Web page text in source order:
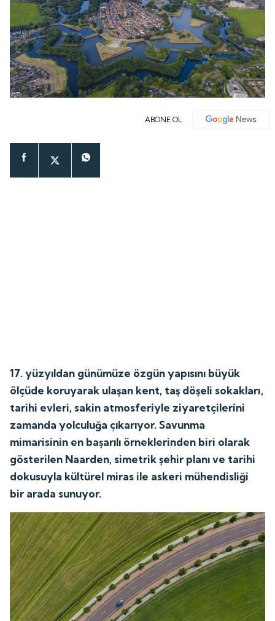
ABONE OL
17. yüzyıldan günümüze özgün yapısını büyük
ölçüde koruyarak ulaşan kent, taş döşeli sokakları,
tarihi evleri, sakin atmosferiyle ziyaretçilerini
zamanda yolculuğa çıkarıyor. Savunma
mimarisinin en başarılı örneklerinden biri olarak
gösterilen Naarden, simetrik şehir planı ve tarihi
dokusuyla kültürel miras ile askeri mühendisliği
bir arada sunuyor.